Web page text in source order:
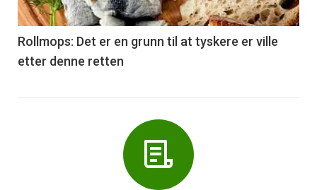
-
6
Rollmops: Det er en grunn til at tyskere er ville
etter denne retten